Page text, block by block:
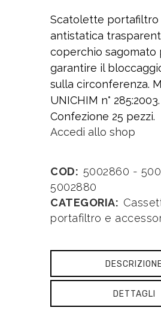
Scatolette portafiltro
antistatica
coperchio sagomato
garantire il
sulla circonferenza.
UNICHIM n° 285:2003.
Confezione 25 pezzi.
Accedi allo shop
COD: 5002860 -
5002880
CATEGORIA:
portafiltro e
DETTAGLI